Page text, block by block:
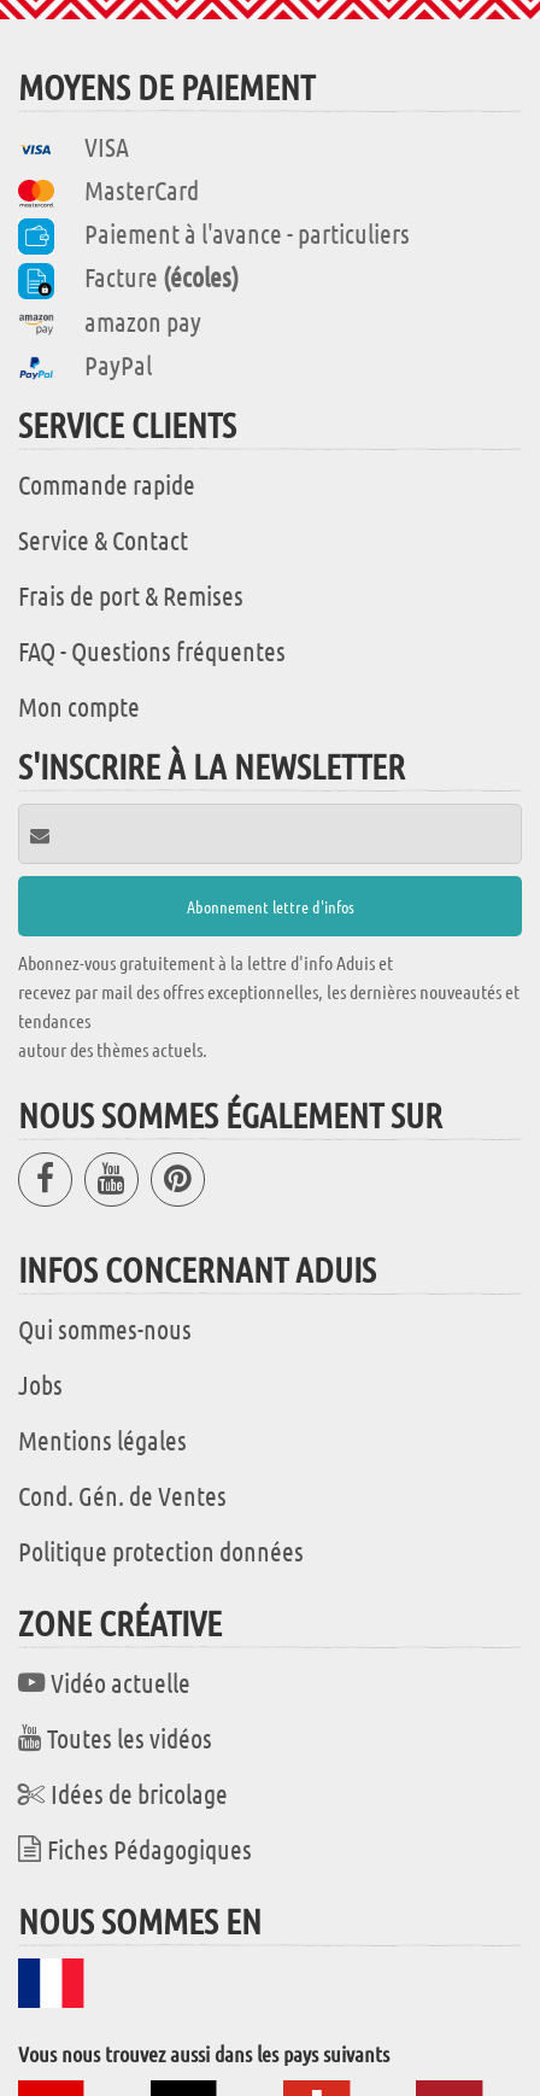
MOYENS DE PAIEMENT
VISA
MasterCard
Paiement à l'avance - particuliers
Facture (écoles)
amazon pay
PayPal
SERVICE CLIENTS
Commande rapide
Service & Contact
Frais de port & Remises
FAQ - Questions fréquentes
Mon compte
S'INSCRIRE À LA NEWSLETTER
Abonnez-vous gratuitement à la lettre d'info Aduis et
recevez par mail des offres exceptionnelles, les dernières nouveautés et
tendances
autour des thèmes actuels.
NOUS SOMMES ÉGALEMENT SUR
INFOS CONCERNANT ADUIS
Qui sommes-nous
Jobs
Mentions légales
Cond. Gén. de Ventes
Politique protection données
ZONE CRÉATIVE
Vidéo actuelle
Toutes les vidéos
Idées de bricolage
Fiches Pédagogiques
NOUS SOMMES EN
Vous nous trouvez aussi dans les pays suivants